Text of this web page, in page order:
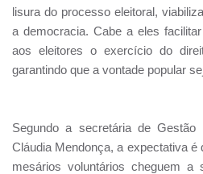
lisura do processo eleitoral,
a democracia. Cabe a eles
aos eleitores o exercício do
garantindo que a vontade popular
Segundo a secretária de
Cláudia Mendonça, a expectativa é
mesários voluntários cheguem a